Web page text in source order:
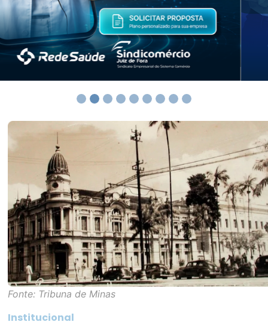
Fonte: Tribuna de Minas
Institucional